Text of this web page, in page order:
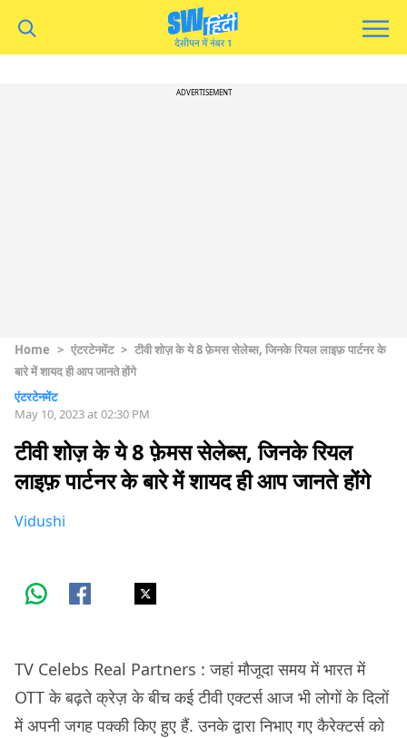
ADVERTISEMENT
Home > एंटरटेनमेंट > टीवी शोज़ के ये 8 फ़ेमस सेलेब्स, जिनके रियल लाइफ़ पार्टनर के
बारे में शायद ही आप जानते होंगे
एंटरटेनमेंट
May 10, 2023 at 02:30 PM
टीवी शोज़ के ये 8 फ़ेमस सेलेब्स, जिनके रियल
लाइफ़ पार्टनर के बारे में शायद ही आप जानते होंगे
Vidushi
TV Celebs Real Partners : जहां मौजूदा समय में भारत में
OTT के बढ़ते क्रेज़ के बीच कई टीवी एक्टर्स आज भी लोगों के दिलों
में अपनी जगह पक्की किए हुए हैं. उनके द्वारा निभाए गए कैरेक्टर्स को